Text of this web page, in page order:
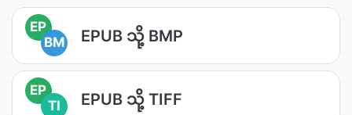
EP
BM
EPUB သို့ BMP
EP
TI
EPUB သို့ TIFF